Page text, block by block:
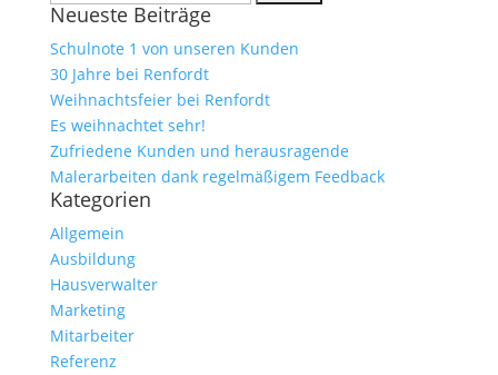
nach:
Neueste Beiträge
Schulnote 1 von unseren Kunden
30 Jahre bei Renfordt
Weihnachtsfeier bei Renfordt
Es weihnachtet sehr!
Zufriedene Kunden und herausragende
Malerarbeiten dank regelmäßigem Feedback
Kategorien
Allgemein
Ausbildung
Hausverwalter
Marketing
Mitarbeiter
Referenz